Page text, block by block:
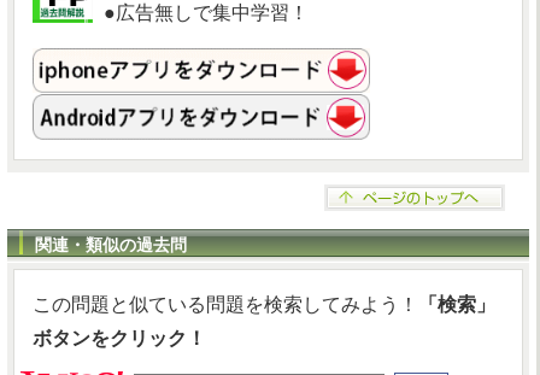
●広告無しで集中学習！
関連・類似の過去問
この問題と似ている問題を検索してみよう！
「検索」
ボタンをクリック！